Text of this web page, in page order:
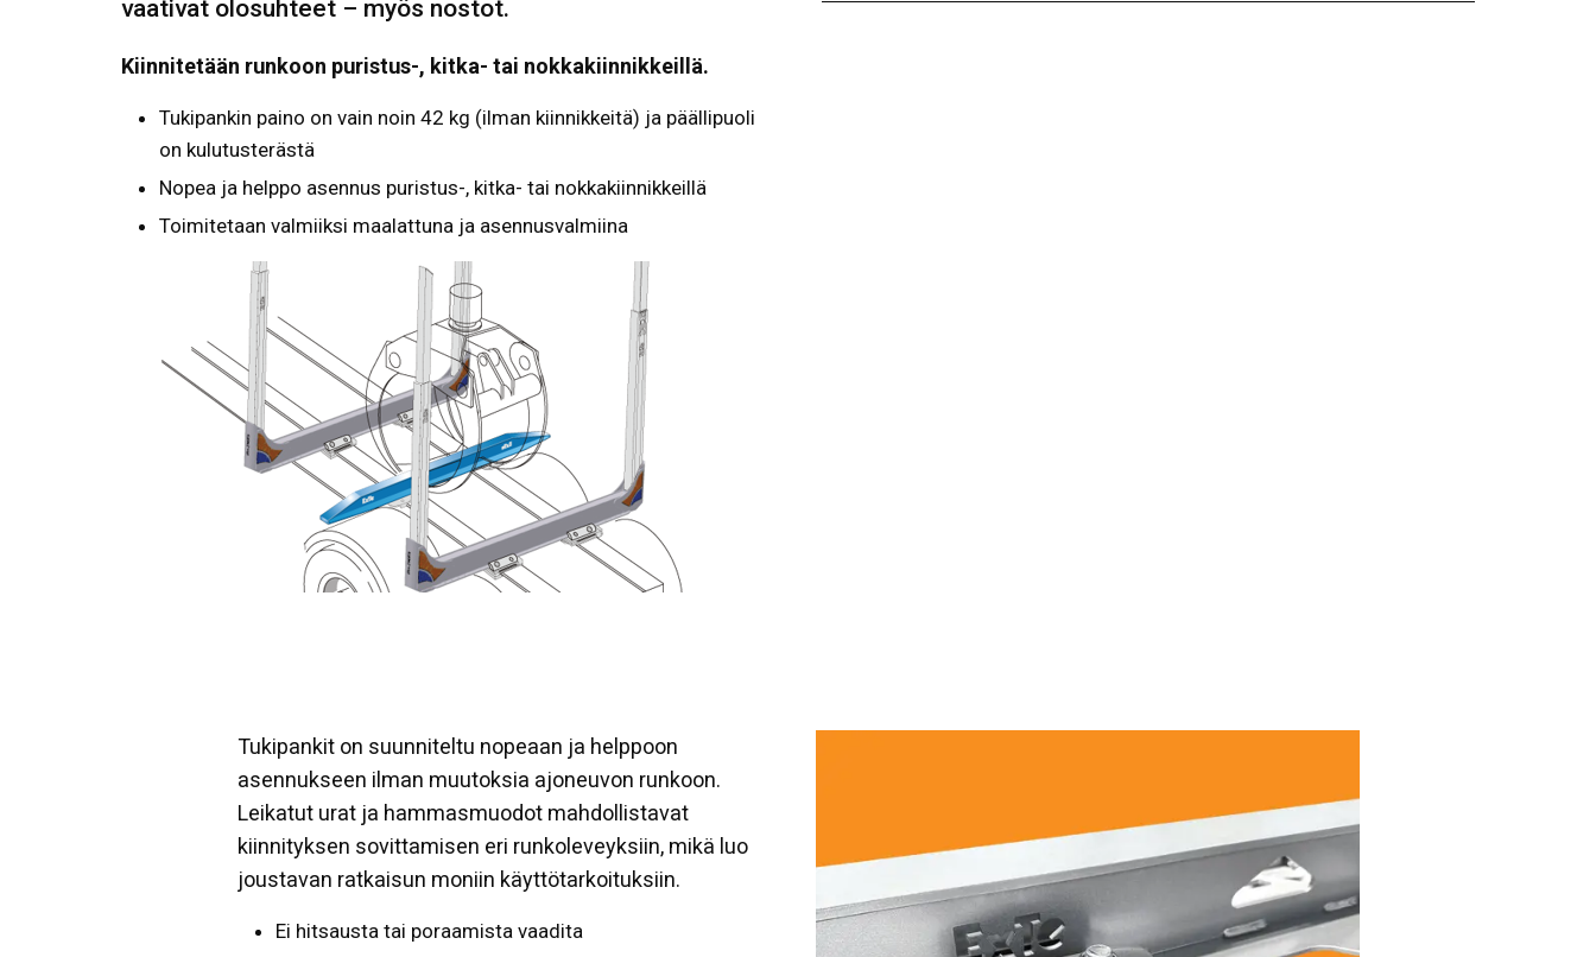
vaativat olosuhteet – myös nostot.
Kiinnitetään runkoon puristus-, kitka- tai nokkakiinnikkeillä.
Tukipankin paino on vain noin 42 kg (ilman kiinnikkeitä) ja päällipuoli
on kulutusterästä
Nopea ja helppo asennus puristus-, kitka- tai nokkakiinnikkeillä
Toimitetaan valmiiksi maalattuna ja asennusvalmiina
Tukipankit on suunniteltu nopeaan ja helppoon
asennukseen ilman muutoksia ajoneuvon runkoon.
Leikatut urat ja hammasmuodot mahdollistavat
kiinnityksen sovittamisen eri runkoleveyksiin, mikä luo
joustavan ratkaisun moniin käyttötarkoituksiin.
Ei hitsausta tai poraamista vaadita